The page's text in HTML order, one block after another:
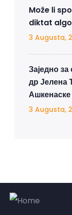
Može li
diktat
3 Augusta,
Заједно
др Јелена
Ашкенаске
3 Augusta,